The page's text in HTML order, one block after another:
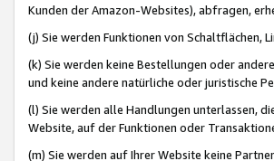
Kunden der Amazon-Websites), abfragen,
(j) Sie werden Funktionen von Schaltflächen,
(k) Sie werden keine Bestellungen oder
und keine andere natürliche oder juristische
(l) Sie werden alle Handlungen unterlassen,
Website, auf der Funktionen oder
(m) Sie werden auf Ihrer Website keine